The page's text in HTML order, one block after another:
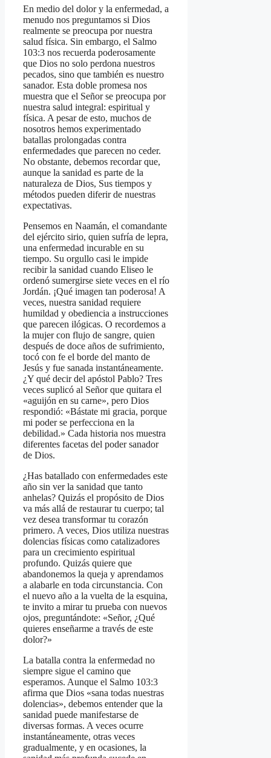
En medio del dolor y la enfermedad, a
menudo nos preguntamos si Dios
realmente se preocupa por nuestra
salud física. Sin embargo, el Salmo
103:3 nos recuerda poderosamente
que Dios no solo perdona nuestros
pecados, sino que también es nuestro
sanador. Esta doble promesa nos
muestra que el Señor se preocupa por
nuestra salud integral: espiritual y
física. A pesar de esto, muchos de
nosotros hemos experimentado
batallas prolongadas contra
enfermedades que parecen no ceder.
No obstante, debemos recordar que,
aunque la sanidad es parte de la
naturaleza de Dios, Sus tiempos y
métodos pueden diferir de nuestras
expectativas.
Pensemos en Naamán, el comandante
del ejército sirio, quien sufría de lepra,
una enfermedad incurable en su
tiempo. Su orgullo casi le impide
recibir la sanidad cuando Eliseo le
ordenó sumergirse siete veces en el río
Jordán. ¡Qué imagen tan poderosa! A
veces, nuestra sanidad requiere
humildad y obediencia a instrucciones
que parecen ilógicas. O recordemos a
la mujer con flujo de sangre, quien
después de doce años de sufrimiento,
tocó con fe el borde del manto de
Jesús y fue sanada instantáneamente.
¿Y qué decir del apóstol Pablo? Tres
veces suplicó al Señor que quitara el
«aguijón en su carne», pero Dios
respondió: «Bástate mi gracia, porque
mi poder se perfecciona en la
debilidad.» Cada historia nos muestra
diferentes facetas del poder sanador
de Dios.
¿Has batallado con enfermedades este
año sin ver la sanidad que tanto
anhelas? Quizás el propósito de Dios
va más allá de restaurar tu cuerpo; tal
vez desea transformar tu corazón
primero. A veces, Dios utiliza nuestras
dolencias físicas como catalizadores
para un crecimiento espiritual
profundo. Quizás quiere que
abandonemos la queja y aprendamos
a alabarle en toda circunstancia. Con
el nuevo año a la vuelta de la esquina,
te invito a mirar tu prueba con nuevos
ojos, preguntándote: «Señor, ¿Qué
quieres enseñarme a través de este
dolor?»
La batalla contra la enfermedad no
siempre sigue el camino que
esperamos. Aunque el Salmo 103:3
afirma que Dios «sana todas nuestras
dolencias», debemos entender que la
sanidad puede manifestarse de
diversas formas. A veces ocurre
instantáneamente, otras veces
gradualmente, y en ocasiones, la